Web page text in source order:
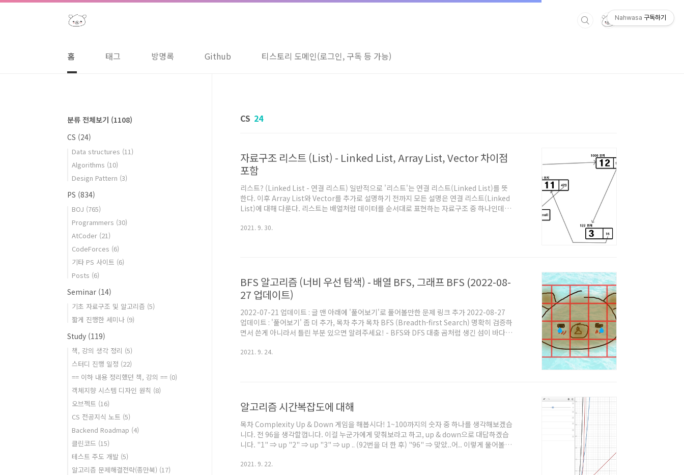
본문 바로가기
홈 태그 방명록 Github 티스토리 도메인(로그인, 구독 등 가능)
CS 24
자료구조 리스트 (List) - Linked List, Array List, Vector 차이점
포함
리스트? (Linked List - 연결 리스트) 일반적으로 '리스트'는 연결 리스트(Linked List)를 뜻
한다. 이후 Array List와 Vector를 추가로 설명하기 전까지 모든 설명은 연결 리스트(Linked
List)에 대해 다룬다. 리스트는 배열처럼 데이터를 순서대로 표현하는 자료구조 중 하나인데,
이터를 순서대로 넣어 만든 자료구조이다. 리스트는 메모리 상에 데이터가 어디에 있던 신경쓰
2021. 9. 30.
BFS 알고리즘 (너비 우선 탐색) - 배열 BFS, 그래프 BFS (2022-08-
27 업데이트)
2022-07-21 업데이트 : 글 맨 아래에 '풀어보기'로 풀어볼만한 문제 링크 추가 2022-08-27
업데이트 : '풀어보기' 좀 더 추가, 목차 추가 목차 BFS (Breadth-first Search) 명확히 검증하
면서 쓴게 아니라서 틀린 부분 있으면 알려주세요! - BFS와 DFS 대충 곰처럼 생긴 섬이 바다에
장에서 왼쪽귀)부터 출발해서 섬 전체를 둘러보려 한다. 둘러보는 방법은 여러가지가 있을 수
2021. 9. 24.
알고리즘 시간복잡도에 대해
목차 Complexity Up & Down 게임을 해봅시다! 1~100까지의 숫자 중 하나를 생각해보겠습
니다. 전 96을 생각할껍니다. 이걸 누군가에게 맞춰보라고 하고, up & down으로 대답하겠습
니다. "1" ⇒ up "2" ⇒ up "3" ⇒ up .. (92번을 더 한 후) "96" ⇒ 맞았..어.. 이렇게 물어볼사
⇒ up "93" ⇒ up "96" ⇒ 맞았어! 이걸 다르게 표현해보겠습니다. 우선 1부터 차례대로 물어
2021. 9. 22.
분류 전체보기 (1108)
CS (24)
Data structures (11)
Algorithms (10)
Design Pattern (3)
PS (834)
BOJ (765)
Programmers (30)
AtCoder (21)
CodeForces (6)
기타 PS 사이트 (6)
Posts (6)
Seminar (14)
기초 자료구조 및 알고리즘 (5)
짧게 진행한 세미나 (9)
Study (119)
책, 강의 생각 정리 (5)
스터디 진행 일정 (22)
== 이하 내용 정리했던 책, 강의 == (0)
객체지향 시스템 디자인 원칙 (8)
오브젝트 (16)
CS 전공지식 노트 (5)
Backend Roadmap (4)
클린코드 (15)
테스트 주도 개발 (5)
알고리즘 문제해결전략(종만북) (17)
Nahwasa 구독하기